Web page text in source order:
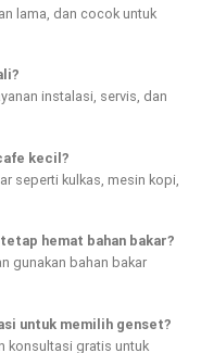
lama, dan cocok untuk
instalasi, servis, dan
kecil?
seperti kulkas, mesin kopi,
hemat bahan bakar?
gunakan bahan bakar
untuk memilih genset?
konsultasi gratis untuk